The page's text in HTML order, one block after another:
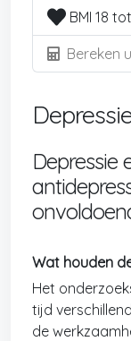
BMI 18
Bereken
Depressie
Wat houden
Het
tijd
de